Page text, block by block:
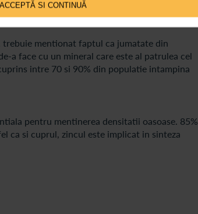
ACCEPTĂ SI CONTINUĂ
mentionat faptul ca jumatate din
a face cu un mineral care este al patrulea cel
intre 70 si 90% din populatie intampina
pentru mentinerea densitatii oasoase. 85%
ca si cuprul, zincul este implicat in sinteza